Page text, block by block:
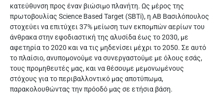
κατεύθυνση προς έναν βιώσιμο πλανήτη. Ως μέρος της
πρωτοβουλίας Science Based Target (SBTi), η ΑΒ Βασιλόπουλος
στοχεύει να επιτύχει 37% μείωση των εκπομπών αερίων του
άνθρακα στην εφοδιαστική της αλυσίδα έως το 2030, με
αφετηρία το 2020 και να τις μηδενίσει μέχρι το 2050. Σε αυτό
το πλαίσιο, ανυπομονούμε να συνεργαστούμε με όλους εσάς,
τους προμηθευτές μας, και να θέσουμε μεμονωμένους
στόχους για το περιβαλλοντικό μας αποτύπωμα,
παρακολουθώντας την πρόοδό μας σε ετήσια βάση.